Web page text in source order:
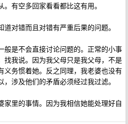
有空多回家看看都比这有用。
对错而且对错有严重后果的问题。
般是不会直接讨论问题的。正常的小事
找我说。因为我父母只是我父母，不是
义务惯着她。反之同理，我老婆也没有
涉及他们的矛盾必须经过我过滤。
家里的事情。因为我相信她能处理好自